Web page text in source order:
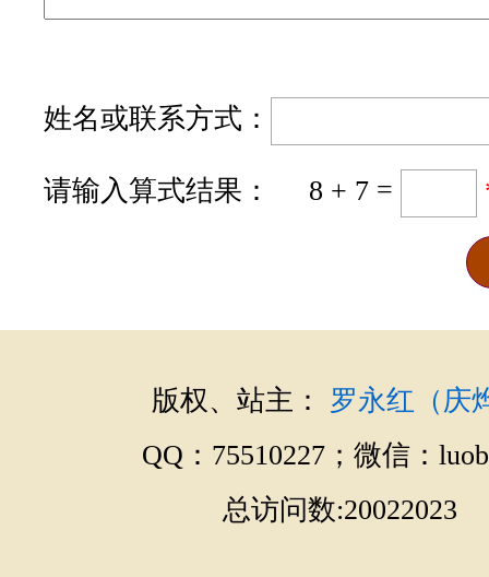
姓名或联系方式：
请输入算式结果： 8 + 7 =
版权、站主： 罗永红（庆
QQ：75510227；微信：
总访问数:20022023